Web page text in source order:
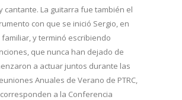
cantante. La guitarra fue también el
con que se inició Sergio, en
y terminó escribiendo
que nunca han dejado de
a actuar juntos durante las
Anuales de Verano de PTRC,
a la Conferencia